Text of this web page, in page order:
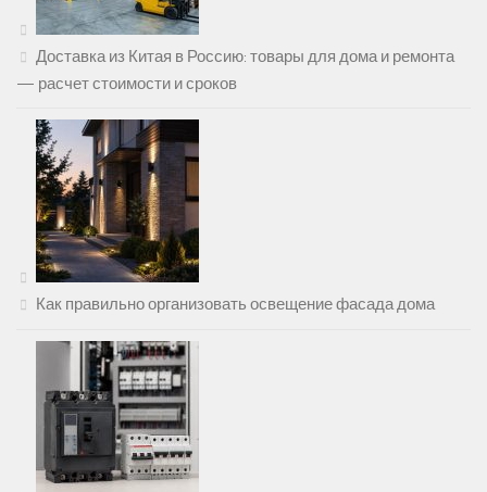
Доставка из Китая в Россию: товары для дома и ремонта
— расчет стоимости и сроков
Как правильно организовать освещение фасада дома